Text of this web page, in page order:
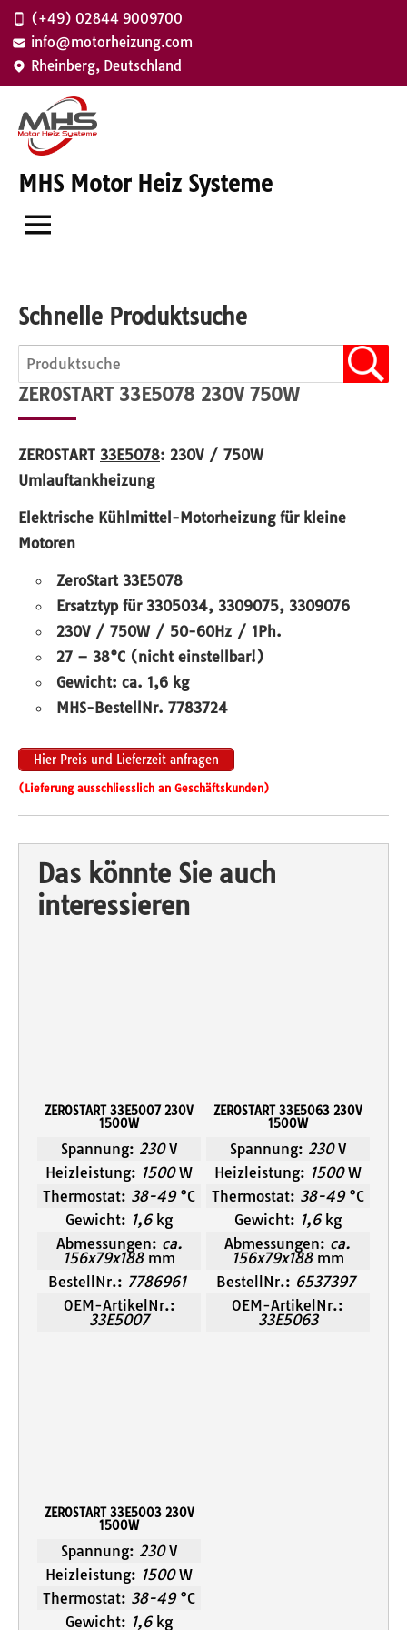
Zum
Inhalt
springen
(+49) 02844 9009700
info@motorheizung.com
Rheinberg, Deutschland
MHS Motor Heiz Systeme
Schnelle Produktsuche
ZEROSTART 33E5078 230V 750W
ZEROSTART 33E5078: 230V / 750W
Umlauftankheizung
Elektrische Kühlmittel-Motorheizung für kleine
Motoren
ZeroStart 33E5078
Ersatztyp für 3305034, 3309075, 3309076
230V / 750W / 50-60Hz / 1Ph.
27 – 38°C (nicht einstellbar!)
Gewicht: ca. 1,6 kg
MHS-BestellNr. 7783724
Hier Preis und Lieferzeit anfragen
(Lieferung ausschliesslich an Geschäftskunden)
Das könnte Sie auch
interessieren
ZEROSTART 33E5007 230V
1500W
Spannung: 230 V
Heizleistung: 1500 W
Thermostat: 38-49 °C
Gewicht: 1,6 kg
Abmessungen: ca.
156x79x188 mm
BestellNr.: 7786961
OEM-ArtikelNr.:
33E5007
ZEROSTART 33E5063 230V
1500W
Spannung: 230 V
Heizleistung: 1500 W
Thermostat: 38-49 °C
Gewicht: 1,6 kg
Abmessungen: ca.
156x79x188 mm
BestellNr.: 6537397
OEM-ArtikelNr.:
33E5063
ZEROSTART 33E5003 230V
1500W
Spannung: 230 V
Heizleistung: 1500 W
Thermostat: 38-49 °C
Gewicht: 1,6 kg